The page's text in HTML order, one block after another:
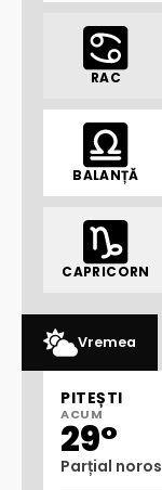
RAC
BALANȚĂ
CAPRICORN
Vremea
PITEȘTI
ACUM
29°
Parțial noros